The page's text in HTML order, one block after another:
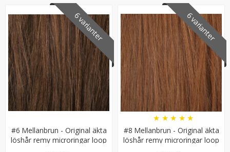
★★ ★ ★ ★
99 kr
LÄGG I VARUKORG
6 varianter
#6 Mellanbrun - Original äkta
löshår remy microringar loop
6 varianter
#8 Mellanbrun - Original äkta
löshår remy microringar loop
★ ★ ★ ★ ★